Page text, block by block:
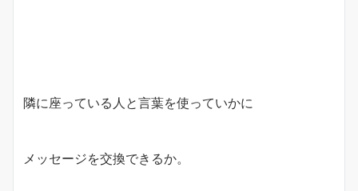
隣に座っている人と言葉を使っていかに
メッセージを交換できるか。